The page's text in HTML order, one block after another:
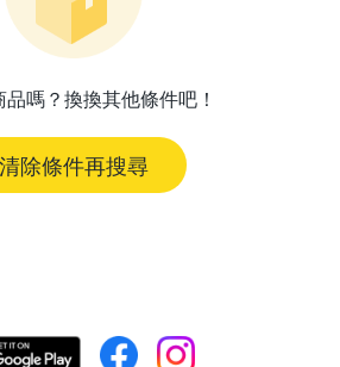
嗎？換換其他條件吧！
清除條件再搜尋